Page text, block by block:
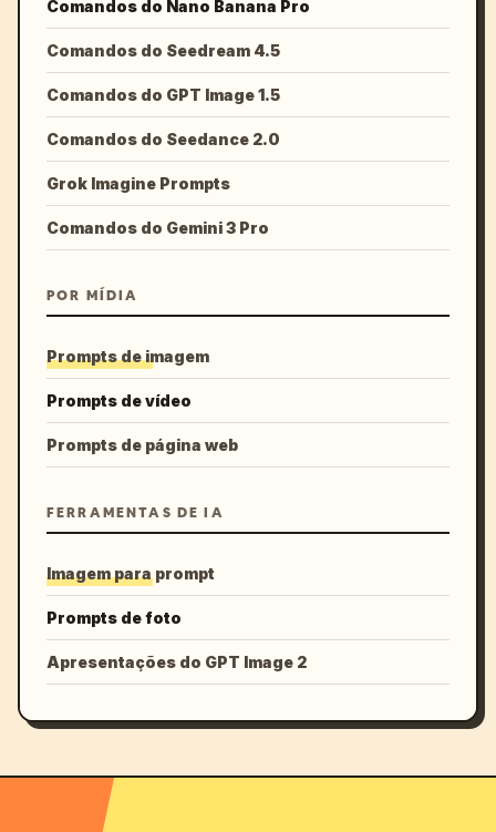
Comandos do Nano Banana Pro
Comandos do Seedream 4.5
Comandos do GPT Image 1.5
Comandos do Seedance 2.0
Grok Imagine Prompts
Comandos do Gemini 3 Pro
POR MÍDIA
Prompts de imagem
Prompts de vídeo
Prompts de página web
FERRAMENTAS DE IA
Imagem para prompt
Prompts de foto
Apresentações do GPT Image 2